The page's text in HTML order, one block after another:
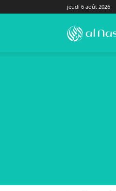
jeudi 6 août 2026